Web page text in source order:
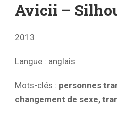
Avicii –
2013
Langue : anglais
Mots-clés : personnes
changement de sexe,